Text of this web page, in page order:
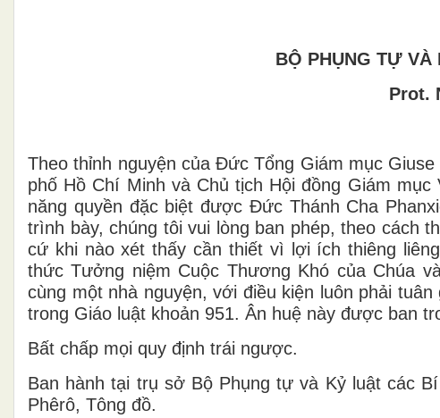
BỘ PHỤNG TỰ VÀ
Prot.
Theo thỉnh nguyện của Đức Tổng Giám mục
phố Hồ Chí Minh và Chủ tịch Hội đồng Giám
năng quyền đặc biệt được Đức Thánh Cha
trình bày, chúng tôi vui lòng ban phép, theo cách
cứ khi nào xét thấy cần thiết vì lợi ích thiêng
thức Tưởng niệm Cuộc Thương Khó của Chúa
cùng một nhà nguyện, với điều kiện luôn phải
trong Giáo luật khoản 951. Ân huệ này được ban
Bất chấp mọi quy định trái ngược.
Ban hành tại trụ sở Bộ Phụng tự và Kỷ luật các
Phêrô, Tông đồ.